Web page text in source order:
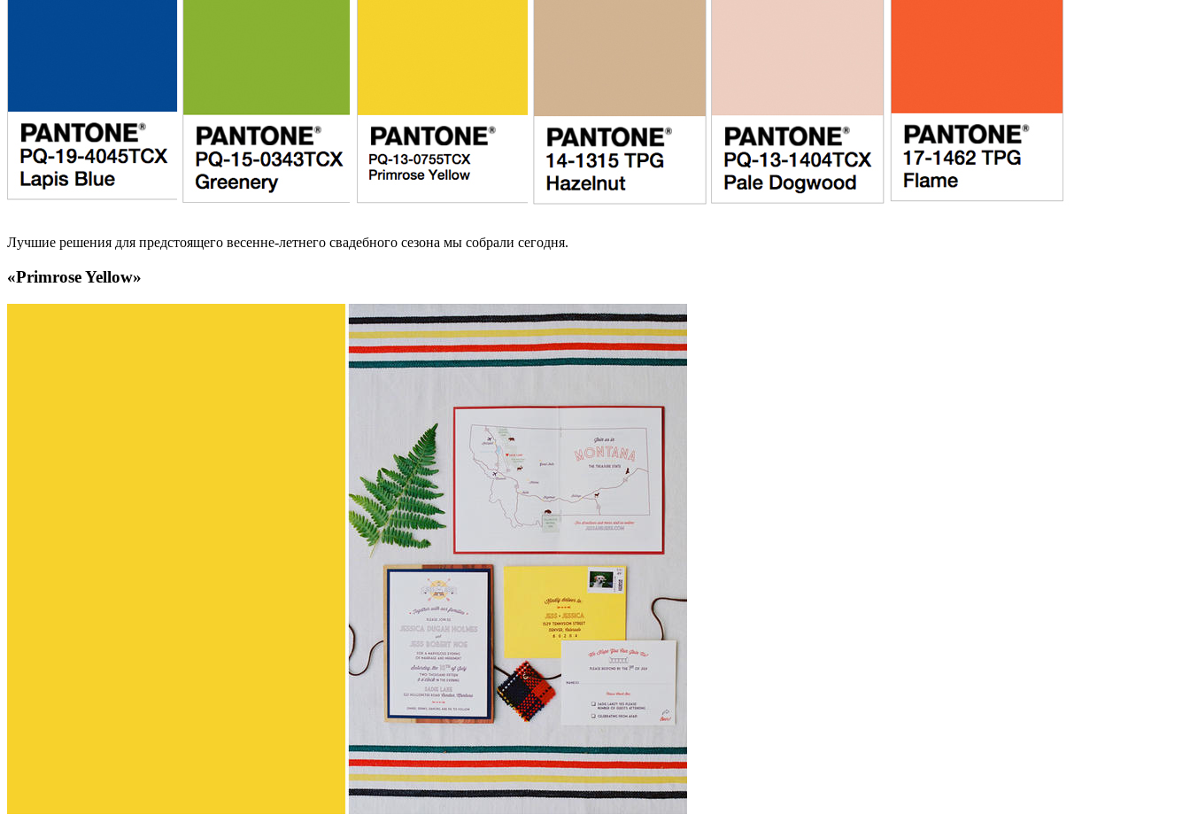
Лучшие решения для предстоящего весенне-летнего свадебного сезона мы собрали сегодня.
«Primrose Yellow»